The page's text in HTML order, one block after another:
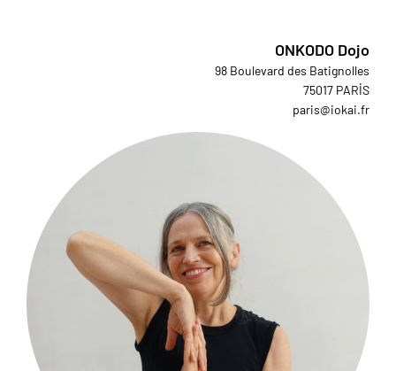
ONKODO Dojo
98 Boulevard des Batignolles
75017 PARİS
paris@iokai.fr